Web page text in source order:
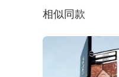
相似同款